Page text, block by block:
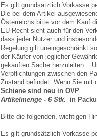
Es gilt grundsätzlich Vorkasse
Die bei dem Artikel
Österreichs bitte vor dem Kauf
EU-Recht sieht auch für den
dass jeder Nutzer und
Regelung gilt uneingeschränkt
der Käufer von jeglicher
gekauften Sache herzuleiten.
Verpflichtungen zwischen den
Zustand befindet. Wenn Sie mit
Schiene sind neu in OVP
Artikelmenge - 6 Stk.
in
Bitte die folgenden, wichtigen
Es gilt grundsätzlich Vorkasse